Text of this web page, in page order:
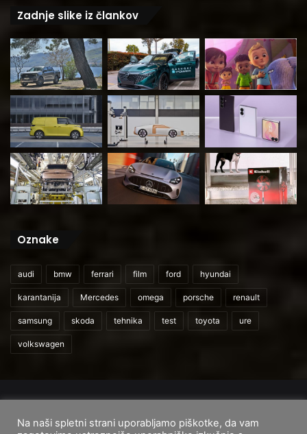
Zadnje slike iz člankov
Oznake
audi bmw ferrari film ford hyundai
karantanija Mercedes omega porsche renault
samsung skoda tehnika test toyota ure
volkswagen
Domov
O nas Cenik storitev Pogoji uporabe
Na naši spletni strani uporabljamo piškotke, da vam